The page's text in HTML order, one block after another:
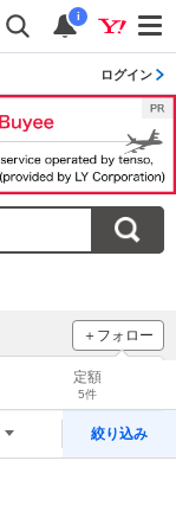
i
ログイン
＋フォロー
ブランドをフォロー
をチェック！
定額
5件
絞り込み